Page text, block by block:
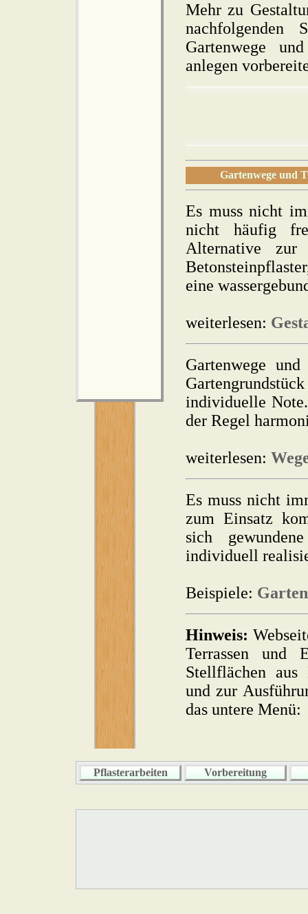
Mehr zu
Gartenwege
anlegen
Gartenwege und
Es muss nicht
nicht häufig
Alternative zur
eine
weiterlesen:
Gartenwege
individuelle
der Regel
weiterlesen:
Es muss nicht
zum Einsatz
sich
individuell
Beispiele:
Hinweis:
Terrassen und
Stellflächen aus
und zur
das untere Menü:
Pflasterarbeiten Vorbereitung